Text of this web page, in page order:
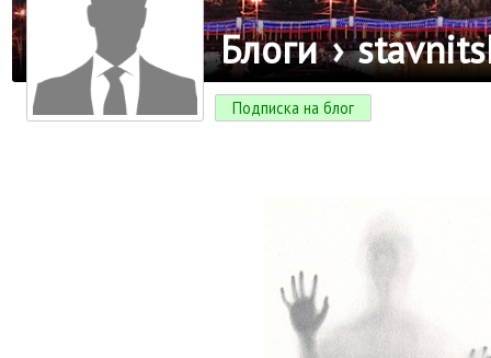
Блоги ›
Подписка на блог